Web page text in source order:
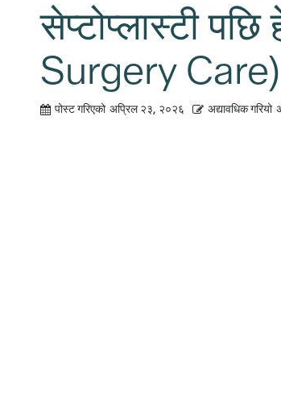
सेप्टोप्लास्टी
Surgery Care)
पोस्ट गरिएको अप्रिल २३, २०२६ अद्यावधिक गरियो